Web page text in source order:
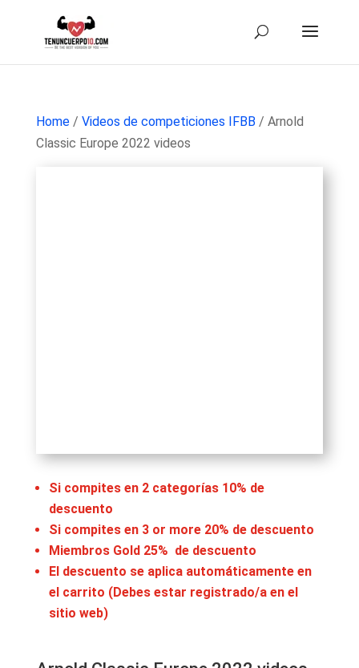
Home/ Videos de competiciones IFBB / Arnold
Classic Europe 2022 videos
Si compites en 2 categorías 10% de
descuento
Si compites en 3 or more 20% de descuento
Miembros Gold 25% de descuento
El descuento se aplica automáticamente en
el carrito (Debes estar registrado/a en el
sitio web)